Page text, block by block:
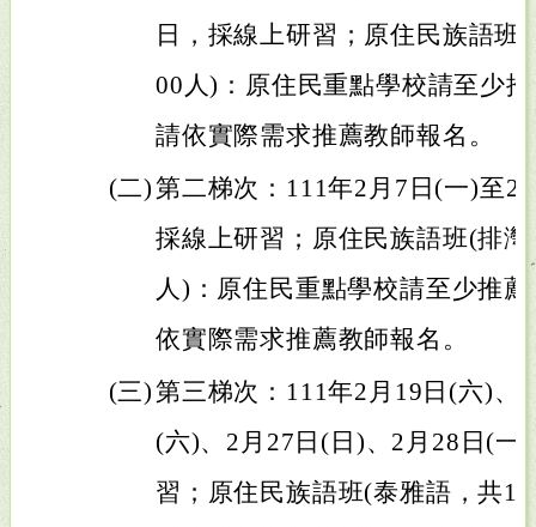
日，採線上研習；原住民族語班
00人)：原住民重點學校請至少
請依實際需求推薦教師報名。
(二)第二梯次：111年2月7日(一)至2
採線上研習；原住民族語班(排
人)：原住民重點學校請至少推
依實際需求推薦教師報名。
(三)第三梯次：111年2月19日(六)、
(六)、2月27日(日)、2月28日(一
習；原住民族語班(泰雅語，共1